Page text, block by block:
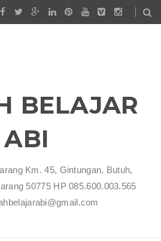
BELAJAR
ABI
Km. 45, Gintungan, Butuh,
50775 HP 085.600.003.565